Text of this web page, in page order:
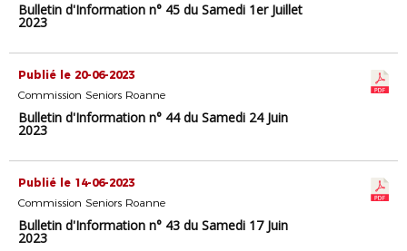
Bulletin d'Information n° 45 du Samedi 1er Juillet
2023
Publié le 20-06-2023
Commission Seniors Roanne
Bulletin d'Information n° 44 du Samedi 24 Juin
2023
Publié le 14-06-2023
Commission Seniors Roanne
Bulletin d'Information n° 43 du Samedi 17 Juin
2023